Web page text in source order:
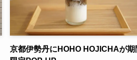
京都伊勢丹にHOHO HOJICHAが期